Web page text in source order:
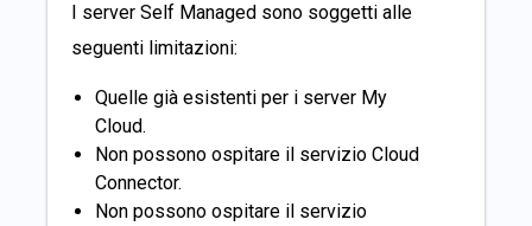
I server Self Managed sono soggetti alle
seguenti limitazioni:
Quelle già esistenti per i server My
Cloud.
Non possono ospitare il servizio Cloud
Connector.
Non possono ospitare il servizio